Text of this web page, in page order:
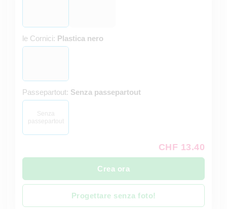
le Cornici: Plastica nero
Passepartout: Senza passepartout
Senza
passepartout
CHF 13.40
Crea ora
Progettare senza foto!